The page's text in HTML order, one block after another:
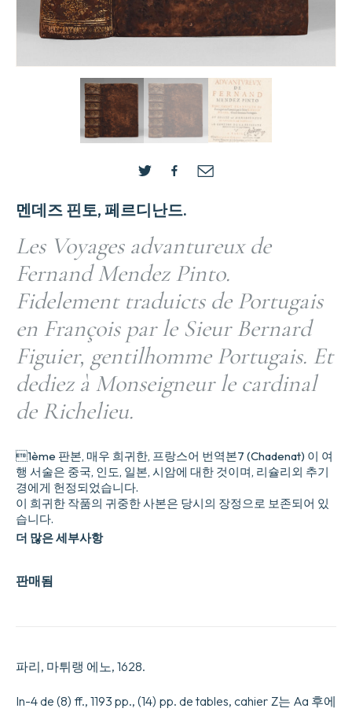
멘데즈 핀토, 페르디난드.
Les Voyages advantureux de
Fernand Mendez Pinto.
Fidelement traduicts de Portugais
en François par le Sieur Bernard
Figuier, gentilhomme Portugais. Et
dediez à Monseigneur le cardinal
de Richelieu.
판매됨
1ème 판본, 매우 희귀한, 프랑스어 번역본7 (Chadenat) 이 여
행 서술은 중국, 인도, 일본, 시암에 대한 것이며, 리슐리외 추기
경에게 헌정되었습니다.
이 희귀한 작품의 귀중한 사본은 당시의 장정으로 보존되어 있
습니다.
더 많은 세부사항
파리, 마튀랭 에노, 1628.
In-4 de (8) ff., 1193 pp., (14) pp. de tables, cahier Z는 Aa 후에